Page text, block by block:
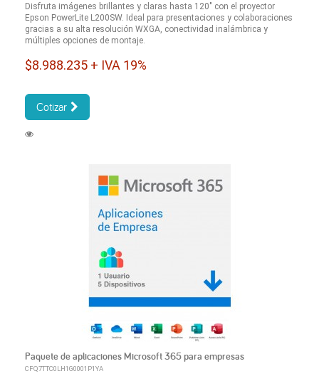
Disfruta imágenes brillantes y claras hasta 120" con el proyector
Epson PowerLite L200SW. Ideal para presentaciones y colaboraciones
gracias a su alta resolución WXGA, conectividad inalámbrica y
múltiples opciones de montaje.
$8.988.235 + IVA 19%
Cotizar
Paquete de aplicaciones Microsoft 365 para empresas
CFQ7TTC0LH1G0001P1YA